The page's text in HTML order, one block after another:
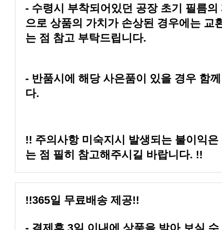
는 점 참고 부탁드립니다.
다.
는 점 필히 참고해주시길 바랍니다. !!
!!365일 무료배송 제공!!